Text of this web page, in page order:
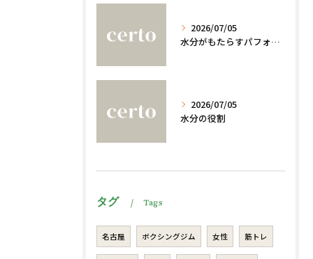
2026/07/05
水分がもたらすパフォーマンスへの影響
2026/07/05
水分の役割
タグ Tags
名古屋 ボクシングジム 女性 筋トレ